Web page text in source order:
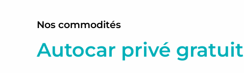
Nos commodités
Autocar privé gratuit